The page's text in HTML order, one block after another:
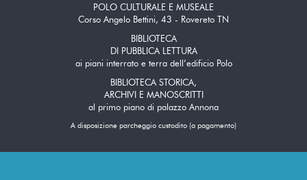
POLO CULTURALE E MUSEALE
Corso Angelo Bettini, 43 - Rovereto TN
BIBLIOTECA
DI PUBBLICA LETTURA
ai piani interrato e terra dell’edificio Polo
BIBLIOTECA STORICA,
ARCHIVI E MANOSCRITTI
al primo piano di palazzo Annona
A disposizione parcheggio custodito (a pagamento)